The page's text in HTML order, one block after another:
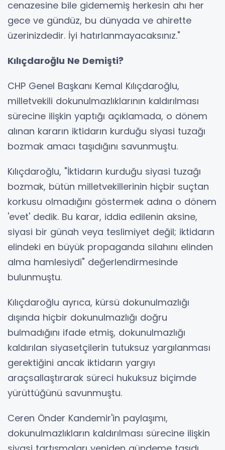
cenazesine bile gidememiş herkesin ahı her
gece ve gündüz, bu dünyada ve ahirette
üzerinizdedir. İyi hatırlanmayacaksınız."
Kılıçdaroğlu Ne Demişti?
CHP Genel Başkanı Kemal Kılıçdaroğlu,
milletvekili dokunulmazlıklarının kaldırılması
sürecine ilişkin yaptığı açıklamada, o dönem
alınan kararın iktidarın kurduğu siyasi tuzağı
bozmak amacı taşıdığını savunmuştu.
Kılıçdaroğlu, "İktidarın kurduğu siyasi tuzağı
bozmak, bütün milletvekillerinin hiçbir suçtan
korkusu olmadığını göstermek adına o dönem
'evet' dedik. Bu karar, iddia edilenin aksine,
siyasi bir günah veya teslimiyet değil; iktidarın
elindeki en büyük propaganda silahını elinden
alma hamlesiydi" değerlendirmesinde
bulunmuştu.
Kılıçdaroğlu ayrıca, kürsü dokunulmazlığı
dışında hiçbir dokunulmazlığı doğru
bulmadığını ifade etmiş, dokunulmazlığı
kaldırılan siyasetçilerin tutuksuz yargılanması
gerektiğini ancak iktidarın yargıyı
araçsallaştırarak süreci hukuksuz biçimde
yürüttüğünü savunmuştu.
Ceren Önder Kandemir'in paylaşımı,
dokunulmazlıkların kaldırılması sürecine ilişkin